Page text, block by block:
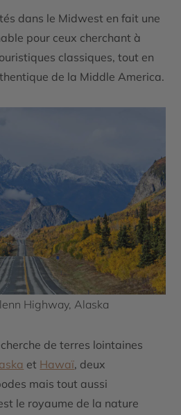
dans le Midwest en fait une
pour ceux cherchant à
classiques, tout en
de la Middle America.
Highway, Alaska
de terres lointaines
et Hawaï, deux
mais tout aussi
le royaume de la nature